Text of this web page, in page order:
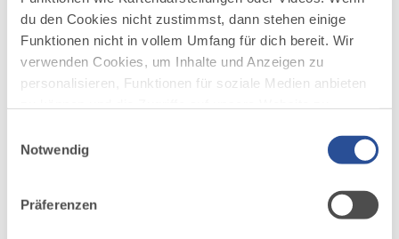
du den Cookies nicht zustimmst, dann stehen einige
Funktionen nicht in vollem Umfang für dich bereit. Wir
verwenden Cookies, um Inhalte und Anzeigen zu
personalisieren, Funktionen für soziale Medien anbieten
deiner Verwendung unserer Website an unsere Partner
möglicherweise mit weiteren Daten zusammen, die du
Notwendig
Präferenzen
21 WEITERE TERMINE
1
HausBesuch – über Echos im Raum
Anna Pascó Boltà, Tobias Buckel, Elke
©
mehr